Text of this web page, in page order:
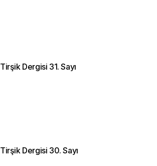
Tirşik Dergisi 31. Sayı
Tirşik Dergisi 30. Sayı